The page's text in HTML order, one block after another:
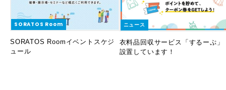
SORATOS Room
SORATOS Roomイベントスケジ
ュール
ニュース
衣料品回収サービス「するーぷ」
設置しています！